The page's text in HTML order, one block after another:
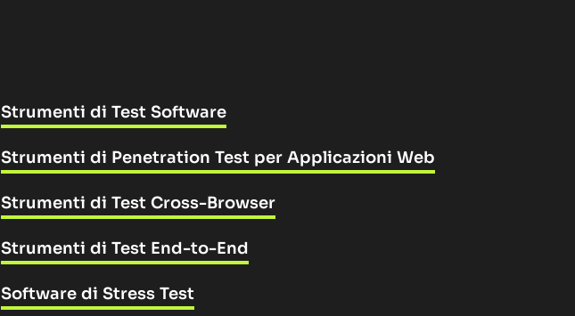
Strumenti di Test Software
Strumenti di Penetration Test per Applicazioni Web
Strumenti di Test Cross-Browser
Strumenti di Test End-to-End
Software di Stress Test